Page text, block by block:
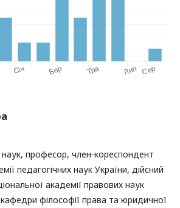
професор, член-кореспондент
педагогічних наук України, дійсний
академії правових наук
філософії права та юридичної